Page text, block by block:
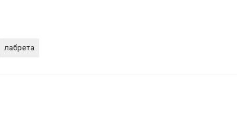
лабрета